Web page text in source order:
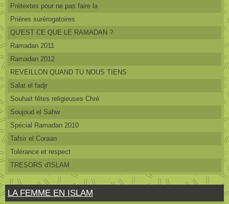
Prétextes pour ne pas faire la
Prières surérogatoires
QU'EST CE QUE LE RAMADAN ?
Ramadan 2011
Ramadan 2012
REVEILLON QUAND TU NOUS TIENS
Salat el fadjr
Souhait fêtes religieuses Chré
Soujoud el Sahw
Spécial Ramadan 2010
Tafsir el Coraan
Tolérance et respect
TRESORS d'ISLAM
LA FEMME EN ISLAM